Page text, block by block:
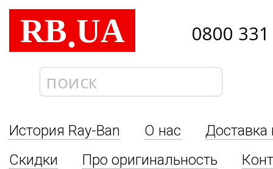
RB.UA 0800
История Ray-Ban О нас
Доставка
Скидки
Про оригинальность